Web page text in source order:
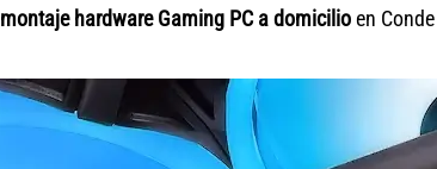
montaje hardware Gaming PC a domicilioen Conde